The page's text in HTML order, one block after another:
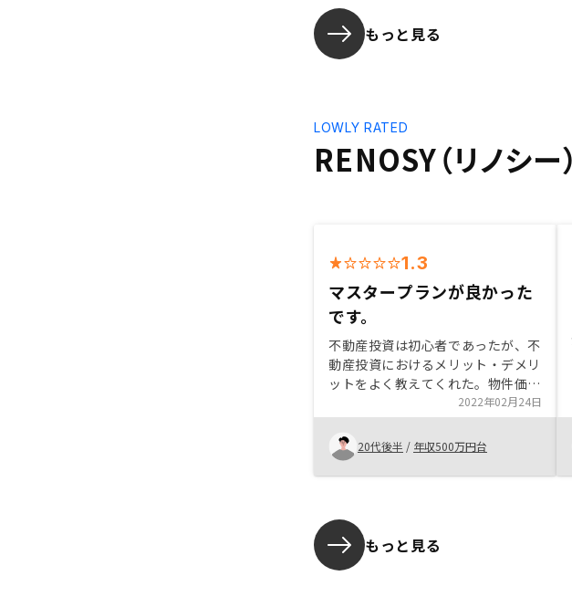
もっと見る
RENOSY（リノシ
LOWLY RATED
1.3
マスタープランが良かった
です。
不動産投資は初心者であったが、不
動産投資におけるメリット・デメリ
ットをよく教えてくれた。物件価格
に対してもAIでの判定をもとに算出
していると根拠も提示してくれて納
得感は得られた。今後不動産投資に
挑戦する方はまずリノシーのサービ
スを聞いて欲しい。
2022年02月24日
20代後半 / 年収500万円台
もっと見る